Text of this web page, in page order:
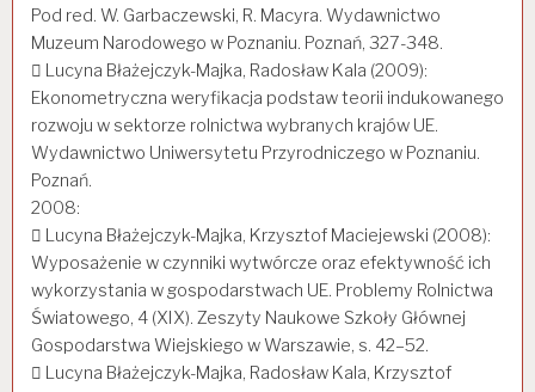
Pod red. W. Garbaczewski, R. Macyra. Wydawnictwo
Muzeum Narodowego w Poznaniu. Poznań, 327-348.
 Lucyna Błażejczyk-Majka, Radosław Kala (2009):
Ekonometryczna weryfikacja podstaw teorii indukowanego
rozwoju w sektorze rolnictwa wybranych krajów UE.
Wydawnictwo Uniwersytetu Przyrodniczego w Poznaniu.
Poznań.
2008:
 Lucyna Błażejczyk-Majka, Krzysztof Maciejewski (2008):
Wyposażenie w czynniki wytwórcze oraz efektywność ich
wykorzystania w gospodarstwach UE. Problemy Rolnictwa
Światowego, 4 (XIX). Zeszyty Naukowe Szkoły Głównej
Gospodarstwa Wiejskiego w Warszawie, s. 42–52.
 Lucyna Błażejczyk-Majka, Radosław Kala, Krzysztof